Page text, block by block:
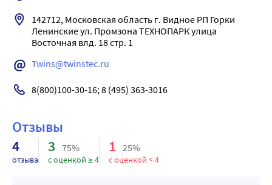
142712, Московская область г. Видное РП Горки
Ленинские ул. Промзона ТЕХНОПАРК улица
Восточная влд. 18 стр. 1
Twins@twinstec.ru
8(800)100-30-16; 8 (495) 363-3016
Отзывы
4
отзыва
3 75%
с оценкой ≥ 4
1 25%
с оценкой < 4